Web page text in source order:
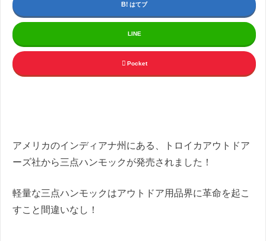
はてブ
LINE
Pocket
アメリカのインディアナ州にある、トロイカアウトドア
ーズ社から三点ハンモックが発売されました！
軽量な三点ハンモックはアウトドア用品界に革命を起こ
すこと間違いなし！